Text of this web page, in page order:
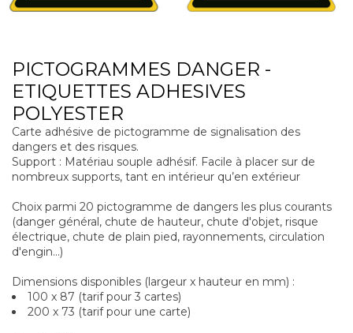
PICTOGRAMMES DANGER -
ETIQUETTES ADHESIVES
POLYESTER
Carte adhésive de pictogramme de signalisation des
dangers et des risques.
Support : Matériau souple adhésif. Facile à placer sur de
nombreux supports, tant en intérieur qu’en extérieur
Choix parmi 20 pictogramme de dangers les plus courants
(danger général, chute de hauteur, chute d'objet, risque
électrique, chute de plain pied, rayonnements, circulation
d'engin...)
Dimensions disponibles (largeur x hauteur en mm) :
100 x 87 (tarif pour 3 cartes)
200 x 73 (tarif pour une carte)